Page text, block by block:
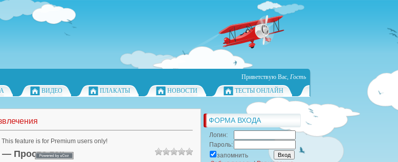
Приветствую Вас, Гость
ВИДЕО ПЛАКАТЫ НОВОСТИ
ТЕСТЫ ОНЛАЙН
Просто так
ФОРМА ВХОДА
Логин:
Пароль:
запомнить
This feature is for Premium users only!